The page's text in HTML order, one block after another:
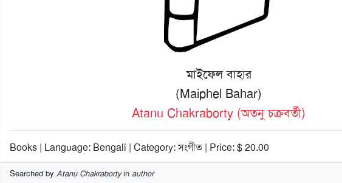
মাইফেল বাহার
(Maiphel Bahar)
Atanu Chakraborty (অতনু চক্রবর্তী)
Books | Language: Bengali | Category: সংগীত | Price: $ 20.00
Searched by Atanu Chakrabortyin author